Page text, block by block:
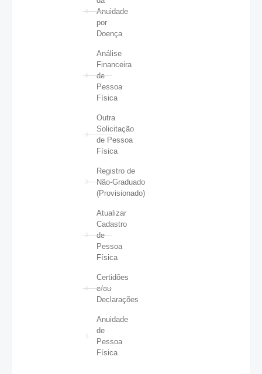
Anuidade
por
Doença
Análise
Financeira
de
Pessoa
Física
Outra
Solicitação
de Pessoa
Física
Registro de
Não-Graduado
(Provisionado)
Atualizar
Cadastro
de
Pessoa
Física
Certidões
e/ou
Declarações
Anuidade
de
Pessoa
Física